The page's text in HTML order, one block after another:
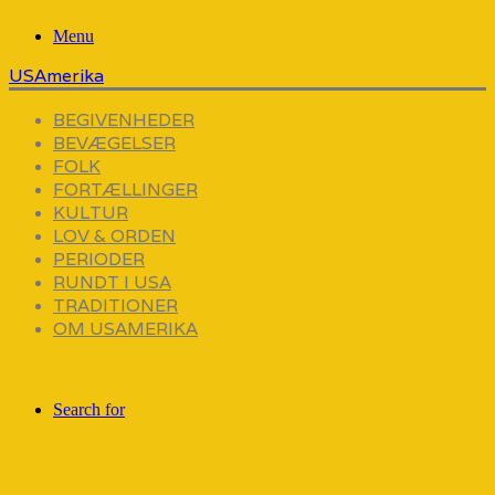
Menu
USAmerika
BEGIVENHEDER
BEVÆGELSER
FOLK
FORTÆLLINGER
KULTUR
LOV & ORDEN
PERIODER
RUNDT I USA
TRADITIONER
OM USAMERIKA
Search for